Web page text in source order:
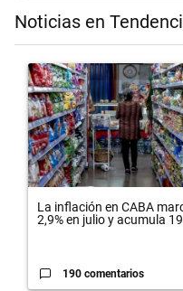
Noticias en
Un artículo de tendencia
La inflación en CABA
2,9% en julio y acumula
190 comentarios